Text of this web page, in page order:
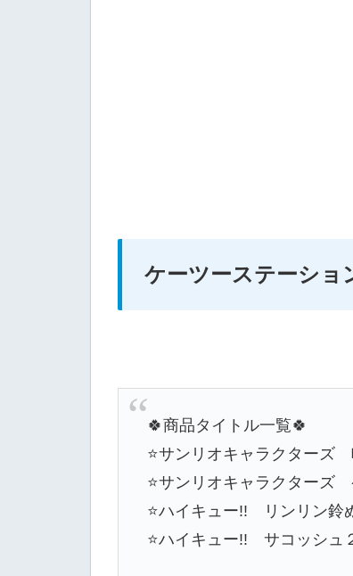
ケーツーステーショ
🍀商品タイトル一覧🍀
⭐️サンリオキャラクターズ
⭐️サンリオキャラクターズ
⭐️ハイキュー!! リンリン鈴
⭐️ハイキュー!! サコッシュ